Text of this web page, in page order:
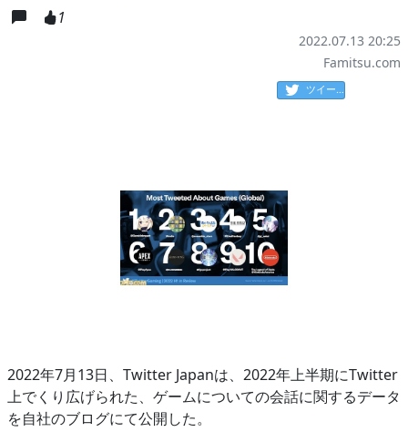
1
2022.07.13 20:25
Famitsu.com
ツイート
2022年7月13日、Twitter Japanは、2022年上半期にTwitter
上でくり広げられた、ゲームについての会話に関するデータ
を自社のブログにて公開した。